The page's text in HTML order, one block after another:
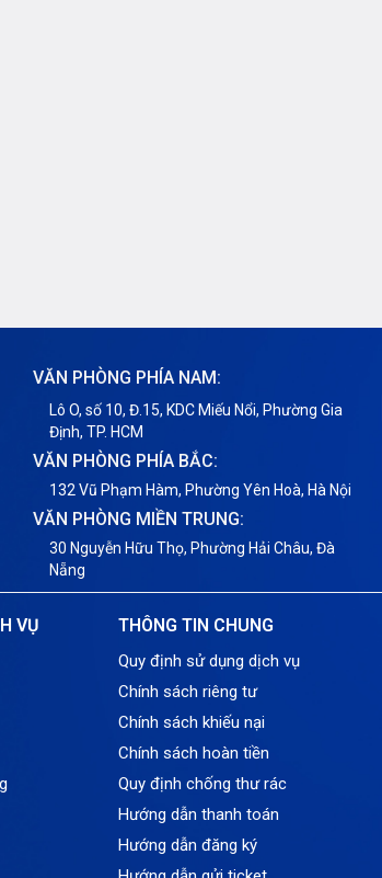
VĂN PHÒNG PHÍA NAM:
Lô O, số 10, Đ.15, KDC Miếu Nổi, Phường Gia
Định, TP. HCM
VĂN PHÒNG PHÍA BẮC:
132 Vũ Phạm Hàm, Phường Yên Hoà, Hà Nội
VĂN PHÒNG MIỀN TRUNG:
30 Nguyễn Hữu Thọ, Phường Hải Châu, Đà
Nẵng
VỤ THÔNG TIN CHUNG
Quy định sử dụng dịch vụ
Chính sách riêng tư
Chính sách khiếu nại
Chính sách hoàn tiền
Quy định chống thư rác
Hướng dẫn thanh toán
Hướng dẫn đăng ký